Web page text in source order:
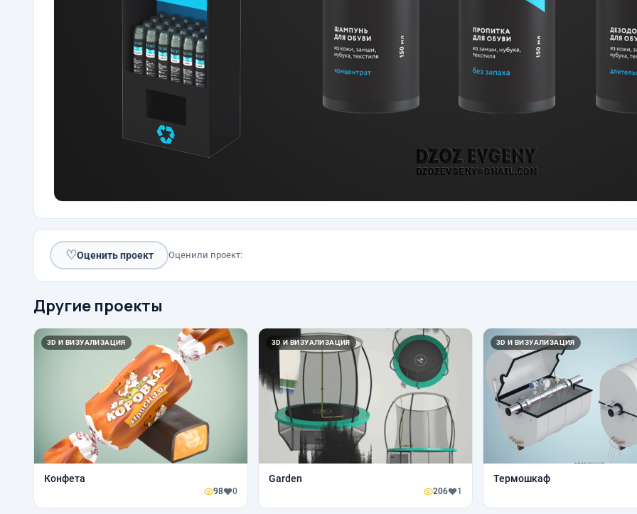
♡Оценить проект Оценили проект:
Другие проекты
3D И ВИЗУАЛИЗАЦИЯ
Конфета
98 0
3D И ВИЗУАЛИЗАЦИЯ
Garden
206 1
3D И ВИЗУАЛИЗАЦИЯ
Термошкаф